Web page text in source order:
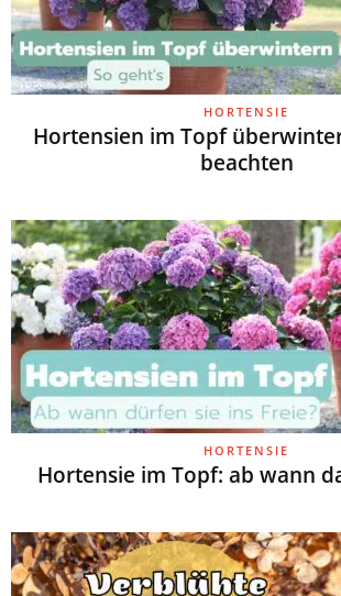
HORTENSIE
Hortensien im Topf
beachten
HORTENSIE
Hortensie im Topf: ab wann